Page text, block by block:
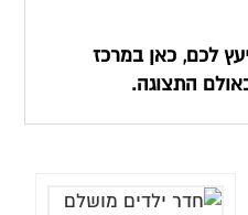
לכם, כאן במרכז
התצוגה.